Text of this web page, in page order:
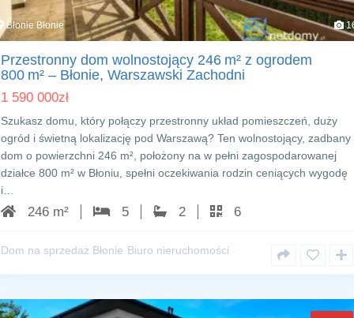
Błonie Błonie
Przestronny dom wolnostojący 246 m² z ogrodem
800 m² – Błonie, Warszawski Zachodni
1 590 000zł
Szukasz domu, który połączy przestronny układ pomieszczeń, duży
ogród i świetną lokalizację pod Warszawą? Ten wolnostojący, zadbany
dom o powierzchni 246 m², położony na w pełni zagospodarowanej
działce 800 m² w Błoniu, spełni oczekiwania rodzin ceniących wygodę
i…
246 m² 5 2 6
Dom na sprzedaż Błonie Biuro nieruchomości